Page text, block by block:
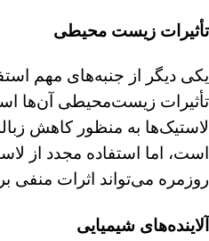
تأثیرات زیست‌ محیطی
یکی دیگر از جنبه‌های مهم
تأثیرات زیست‌محیطی آن‌ها
لاستیک‌ها به منظور کاهش
است، اما استفاده مجدد از
روزمره می‌تواند اثرات
آلاینده‌های شیمیایی